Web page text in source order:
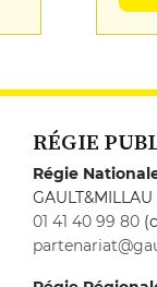
RÉGIE
Régie
GAULT&MILLAU
01 41 40 99 80